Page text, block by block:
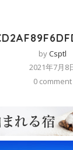
byCsptl
2021年7月8
0 comment